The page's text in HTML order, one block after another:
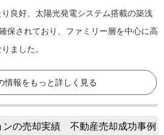
り良好、太陽光発電システム搭載の築浅
保されており、ファミリー層を中心に高
ました。
情報をもっと詳しく見る
の売却実績 不動産売却成功事例